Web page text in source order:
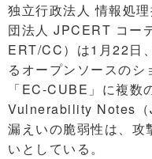
独立行政法人 情報処
団法人 JPCERT コー
ERT/CC）は1月22日
るオープンソースの
「EC-CUBE」に複数
Vulnerability Notes（
漏えいの脆弱性は、攻
いとしている。